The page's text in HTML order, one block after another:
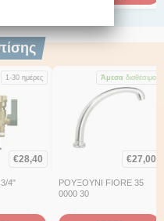
1-30 ημέρες
€28,40
4"
Άμεσα διαθέσιμο
€27,00
ΡΟΥΞΟΥΝΙ FIORE 35
0000 30